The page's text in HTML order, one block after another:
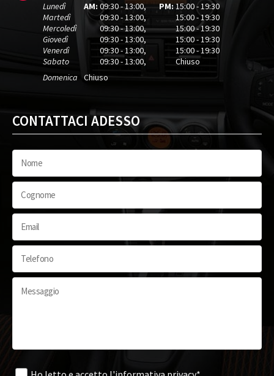
Lunedì AM: 09:30 - 13:00, PM:15:00 - 19:30
Martedì
09:30 - 13:00,
15:00 - 19:30
Mercoledì
09:30 - 13:00,
15:00 - 19:30
Giovedì
09:30 - 13:00,
15:00 - 19:30
Venerdì
09:30 - 13:00,
15:00 - 19:30
Sabato
09:30 - 13:00,
Chiuso
Domenica
Chiuso
CONTATTACI ADESSO